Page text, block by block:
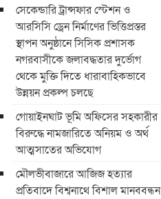
সেকেন্ডারি ট্রান্সফার স্টেশন ও
আরসিসি ড্রেন নির্মাণের ভিত্তিপ্রস্তর
স্থাপন অনুষ্ঠানে সিসিক প্রশাসক
নগরবাসীকে জলাবদ্ধতার দুর্ভোগ
থেকে মুক্তি দিতে ধারাবাহিকভাবে
উন্নয়ন প্রকল্প চলছে
গোয়াইনঘাট ভূমি অফিসের সহকারীর
বিরুদ্ধে নামজারিতে অনিয়ম ও অর্থ
আত্মসাতের অভিযোগ
মৌলভীবাজারে আজিজ হত্যার
প্রতিবাদে বিশ্বনাথে বিশাল মানববন্ধন